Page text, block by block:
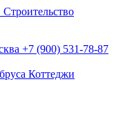
Строительство
+7 (900) 531-78-87
Коттеджи